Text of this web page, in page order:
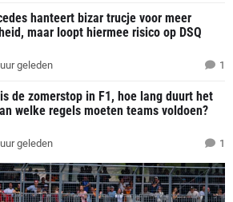
hanteert bizar trucje voor meer
maar loopt hiermee risico op DSQ
geleden 1
de zomerstop in F1, hoe lang duurt het
welke regels moeten teams voldoen?
geleden 1